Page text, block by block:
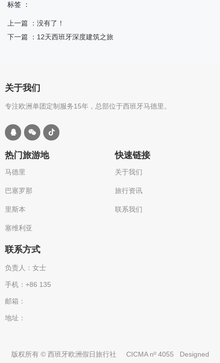
标签 ：
上一篇 ： 没有了！
下一篇 ： 12天西班牙深度建筑之旅
关于我们
专注欧洲单团定制服务15年，总部位于西班牙马德里。
热门旅游地
马德里
巴塞罗那
里斯本
塞维利亚
快速链接
关于我们
旅行资讯
联系我们
联系方式
负责人：女士
手机：+86 135
邮箱：
地址：
版权所有 © 西班牙欧洲假日旅行社 CICMA nº 4055 Designed